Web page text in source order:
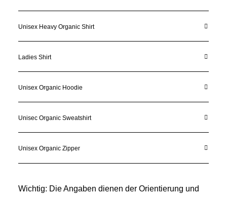
Unisex Heavy Organic Shirt
Ladies Shirt
Unisex Organic Hoodie
Unisec Organic Sweatshirt
Unisex Organic Zipper
Wichtig: Die Angaben dienen der Orientierung und